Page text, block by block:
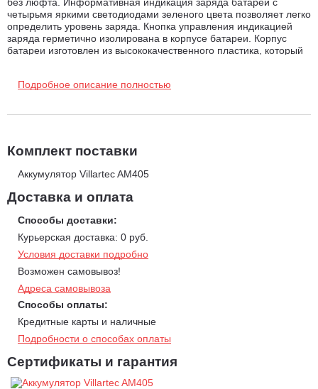
четырьмя яркими светодиодами зеленого цвета позволяет легко
определить уровень заряда. Кнопка управления индикацией
заряда герметично изолирована в корпусе батареи. Корпус
батареи изготовлен из высококачественного пластика, который
тактильно приятный и не токсичен. Зарядное устройство
потенциал бесщеточного двигателя, обеспечивая эффективную
работу инструмента.
Подробное описание полностью
Комплект поставки
Аккумулятор Villartec AM405
Доставка и оплата
Способы доставки:
Курьерская доставка: 0 руб.
Условия доставки подробно
Возможен самовывоз!
Адреса самовывоза
Способы оплаты:
Кредитные карты и наличные
Подробности о способах оплаты
Сертификаты и гарантия